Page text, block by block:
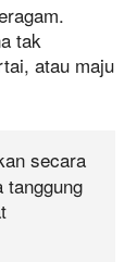
tak
atau maju
secara
tanggung